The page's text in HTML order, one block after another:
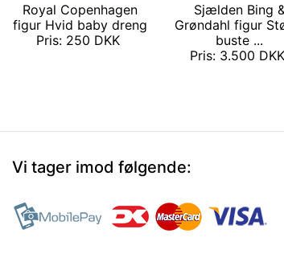
Royal Copenhagen
figur Hvid baby dreng
Pris: 250 DKK
Sjælden Bing
Grøndahl figur
buste ...
Pris: 3.500 DKK
Vi tager imod følgende: